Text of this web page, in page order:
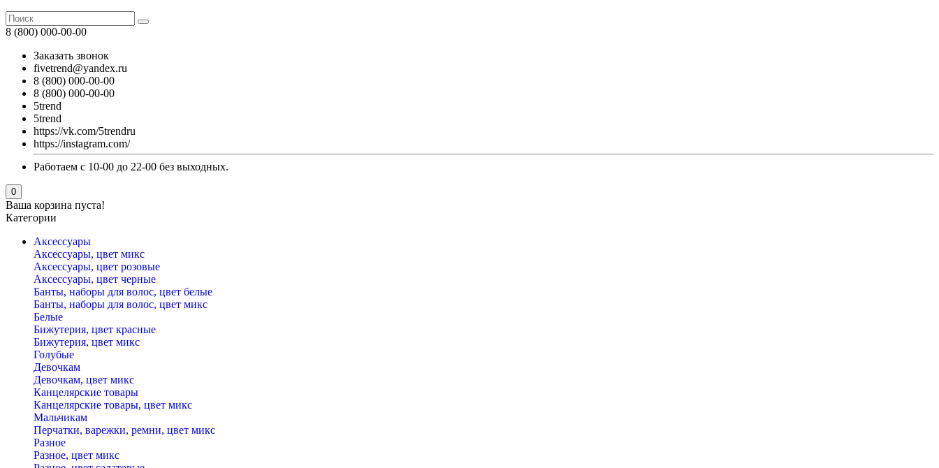
8 (800) 000-00-00
Заказать звонок
fivetrend@yandex.ru
8 (800) 000-00-00
8 (800) 000-00-00
5trend
5trend
https://vk.com/5trendru
https://instagram.com/
Работаем с 10-00 до 22-00 без выходных.
0
Ваша корзина пуста!
Категории
Аксессуары
Аксессуары, цвет микс
Аксессуары, цвет розовые
Аксессуары, цвет черные
Банты, наборы для волос, цвет белые
Банты, наборы для волос, цвет микс
Белые
Бижутерия, цвет красные
Бижутерия, цвет микс
Голубые
Девочкам
Девочкам, цвет микс
Канцелярские товары
Канцелярские товары, цвет микс
Мальчикам
Перчатки, варежки, ремни, цвет микс
Разное
Разное, цвет микс